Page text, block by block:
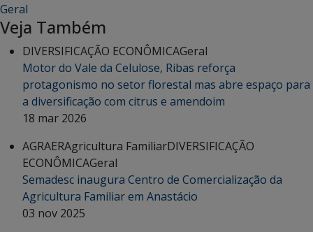
Geral
Veja Também
DIVERSIFICAÇÃO ECONÔMICAGeral
Motor do Vale da Celulose, Ribas reforça
protagonismo no setor florestal mas abre espaço para
a diversificação com citrus e amendoim
18 mar 2026
AGRAERAgricultura FamiliarDIVERSIFICAÇÃO
ECONÔMICAGeral
Semadesc inaugura Centro de Comercialização da
Agricultura Familiar em Anastácio
03 nov 2025